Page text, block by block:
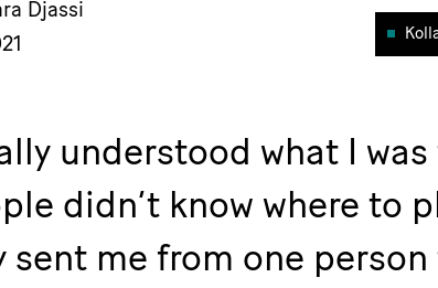
Djassi
understood what I
didn’t know where to
sent me from one